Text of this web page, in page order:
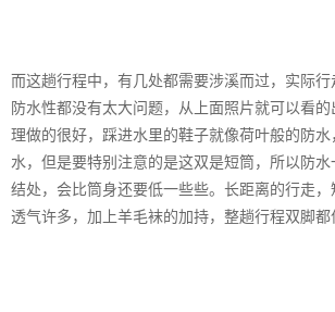
而这趟行程中，有几处都需要涉溪而过，实际行
防水性都没有太大问题，从上面照片就可以看
理做的很好，踩进水里的鞋子就像荷叶般的防
水，但是要特别注意的是这双是短筒，所以防
结处，会比筒身还要低一些些。长距离的行走
透气许多，加上羊毛袜的加持，整趟行程双脚都